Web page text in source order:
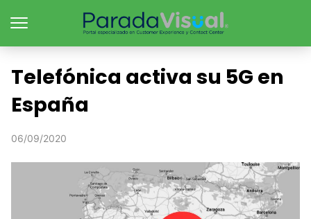
Telefónica activa su 5G en
España
06/09/2020